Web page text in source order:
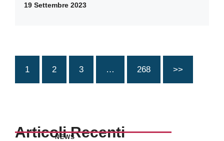
19 Settembre 2023
1 2 3 … 268 >>
Articoli Recenti
NEWS